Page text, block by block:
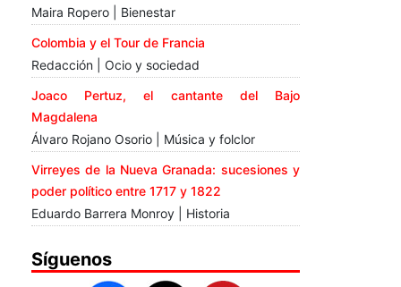
Maira Ropero | Bienestar
Colombia y el Tour de Francia
Redacción | Ocio y sociedad
Joaco Pertuz, el cantante del Bajo
Magdalena
Álvaro Rojano Osorio | Música y folclor
Virreyes de la Nueva Granada: sucesiones y
poder político entre 1717 y 1822
Eduardo Barrera Monroy | Historia
Síguenos